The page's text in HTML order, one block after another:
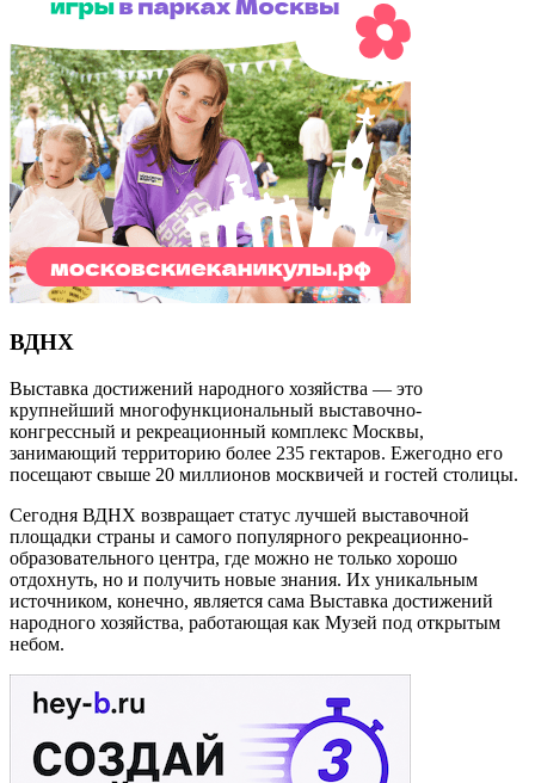
ВДНХ
Выставка достижений народного хозяйства — это
крупнейший многофункциональный выставочно-
конгрессный и рекреационный комплекс Москвы,
занимающий территорию более 235 гектаров. Ежегодно его
посещают свыше 20 миллионов москвичей и гостей столицы.
Сегодня ВДНХ возвращает статус лучшей выставочной
площадки страны и самого популярного рекреационно-
образовательного центра, где можно не только хорошо
отдохнуть, но и получить новые знания. Их уникальным
источником, конечно, является сама Выставка достижений
народного хозяйства, работающая как Музей под открытым
небом.